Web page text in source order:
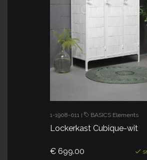
1-1908-011 | BASICS Elements
Lockerkast Cubique-wit
€ 699.00